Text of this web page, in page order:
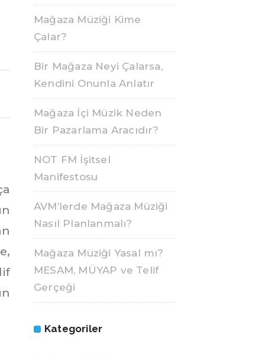
Mağaza Müziği Kime
Çalar?
Bir Mağaza Neyi Çalarsa,
Kendini Onunla Anlatır
Mağaza İçi Müzik Neden
Bir Pazarlama Aracıdır?
NOT FM İşitsel
Manifestosu
AVM’lerde Mağaza Müziği
Nasıl Planlanmalı?
Mağaza Müziği Yasal mı?
MESAM, MÜYAP ve Telif
Gerçeği
Kategoriler